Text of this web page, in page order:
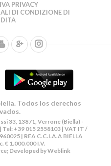
PRIVACY
DI CONDIZIONE DI
Todos los derechos
33, 13871, Verrone (Biella) -
| Tel: +39 015 2558103 | VAT IT /
| REA C.C.I.A.A BIELLA
€ 1.000.000 I.V.
; Developed byWeblink